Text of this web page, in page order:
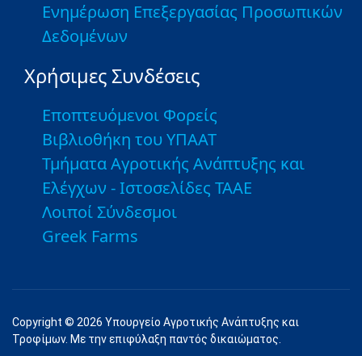
Ενημέρωση Επεξεργασίας Προσωπικών
Δεδομένων
Χρήσιμες Συνδέσεις
Εποπτευόμενοι Φορείς
Βιβλιοθήκη του ΥΠΑΑΤ
Τμήματα Αγροτικής Ανάπτυξης και
Ελέγχων - Ιστοσελίδες ΤΑΑΕ
Λοιποί Σύνδεσμοι
Greek Farms
Copyright © 2026 Υπουργείο Αγροτικής Ανάπτυξης και
Τροφίμων. Με την επιφύλαξη παντός δικαιώματος.